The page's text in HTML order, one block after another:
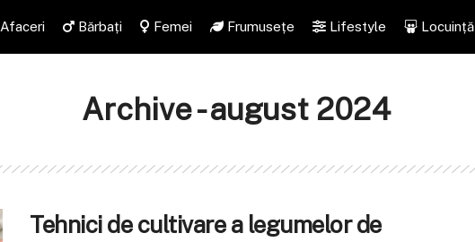
Afaceri Bărbați Femei Frumusețe Lifestyle Locuință
Archive - august 2024
Tehnici de cultivare a legumelor de